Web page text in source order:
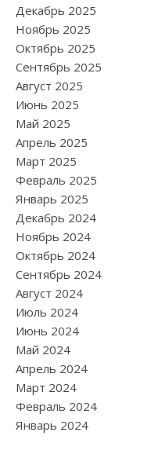
Декабрь 2025
Ноябрь 2025
Октябрь 2025
Сентябрь 2025
Август 2025
Июнь 2025
Май 2025
Апрель 2025
Март 2025
Февраль 2025
Январь 2025
Декабрь 2024
Ноябрь 2024
Октябрь 2024
Сентябрь 2024
Август 2024
Июль 2024
Июнь 2024
Май 2024
Апрель 2024
Март 2024
Февраль 2024
Январь 2024